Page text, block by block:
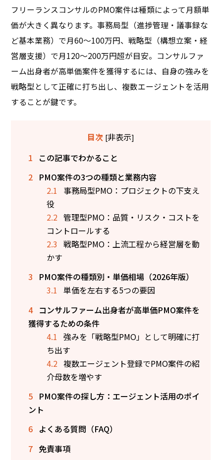
フリーランスコンサルのPMO案件は種類によって月額単
価が大きく異なります。事務局型（進捗管理・議事録な
ど基本業務）で月60〜100万円、戦略型（構想立案・経
営層支援）で月120〜200万円超が目安。コンサルファ
ーム出身者が高単価案件を獲得するには、自身の強みを
戦略型として正確に打ち出し、複数エージェントを活用
することが鍵です。
目次 [非表示]
1
この記事でわかること
2 PMO案件の3つの種類と業務内容
2.1
事務局型PMO：プロジェクトの下支え
役
2.2 管理型PMO：品質・リスク・コストを
コントロールする
2.3 戦略型PMO：上流工程から経営層を動
かす
3
PMO案件の種類別・単価相場（2026年版）
3.1 単価を左右する5つの要因
4 コンサルファーム出身者が高単価PMO案件を
獲得するための条件
4.1 強みを「戦略型PMO」として明確に打
ち出す
4.2 複数エージェント登録でPMO案件の紹
介母数を増やす
5 PMO案件の探し方：エージェント活用のポイ
ント
6 よくある質問（FAQ）
7 免責事項